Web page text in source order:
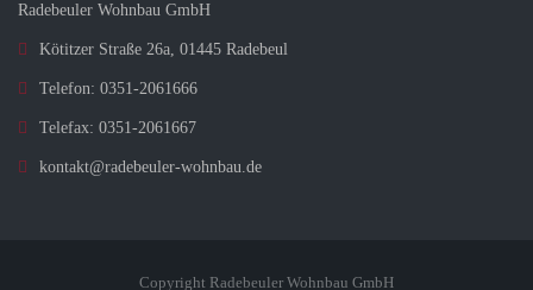
Radebeuler Wohnbau GmbH
Kötitzer Straße 26a, 01445 Radebeul
Telefon: 0351-2061666
Telefax: 0351-2061667
kontakt@radebeuler-wohnbau.de
Copyright Radebeuler Wohnbau GmbH